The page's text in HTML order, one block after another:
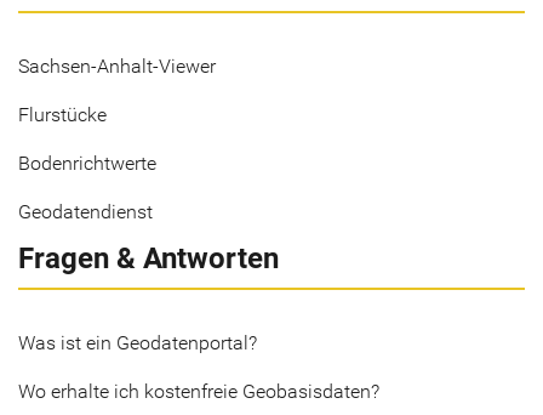
Sachsen-Anhalt-Viewer
Flurstücke
Bodenrichtwerte
Geodatendienst
Fragen & Antworten
Was ist ein Geodatenportal?
Wo erhalte ich kostenfreie Geobasisdaten?